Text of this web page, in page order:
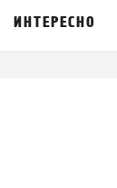
ИНТЕРЕСНО